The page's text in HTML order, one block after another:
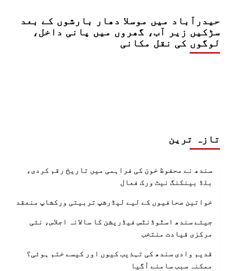
حیدرآباد میں موسلا دھار بارشوں کے بعد
سڑکیں زیر آب، گھروں میں پانی داخل،
لوگوں کی نقل مکانی
تازہ ترین
سندھ نے محفوظ خون کی فراہمی میں تاریخ رقم کردی،
بلڈ بینکنگ نیٹ ورک فعال
خواتین صحافیوں کے لیے لیڈرشپ تربیتی ورکشاپ منعقد
جیئے سندھ اسٹوڈنٹس فیڈریشن کا سالانہ اجلاس، نئی
مرکزی قیادت منتخب
قدیم وادی سندھ کی تہذیب کیوں اور کیسے ختم ہوئی؟
ممکنہ سبب سامنے آگیا